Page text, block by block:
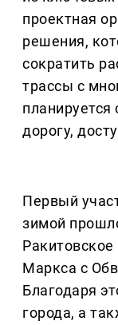
проектная
решения,
сократить
трассы с
дорогу,
Первый
зимой
Маркса с
Благодаря
города, а